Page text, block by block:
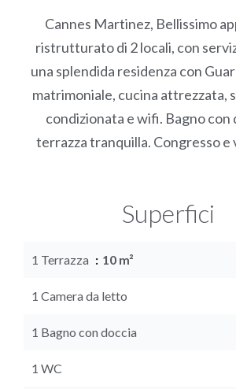
Cannes Martinez, Bellissimo
ristrutturato di 2 locali, con
una splendida residenza con
matrimoniale, cucina attrezzata,
condizionata e wifi. Bagno con
terrazza tranquilla. Congresso e
Superfici
1 Terrazza 10 m²
1 Camera da letto
1 Bagno con doccia
1 WC